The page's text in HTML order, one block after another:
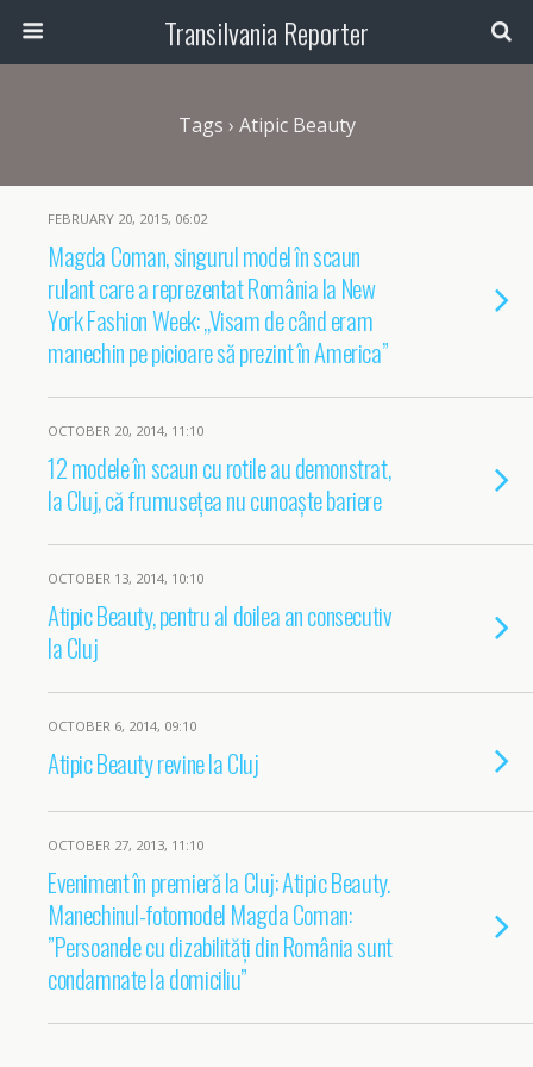
Transilvania Reporter
Tags › Atipic Beauty
FEBRUARY 20, 2015, 06:02
Magda Coman, singurul model în scaun
rulant care a reprezentat România la New
York Fashion Week: „Visam de când eram
manechin pe picioare să prezint în America”
OCTOBER 20, 2014, 11:10
12 modele în scaun cu rotile au demonstrat,
la Cluj, că frumusețea nu cunoaște bariere
OCTOBER 13, 2014, 10:10
Atipic Beauty, pentru al doilea an consecutiv
la Cluj
OCTOBER 6, 2014, 09:10
Atipic Beauty revine la Cluj
OCTOBER 27, 2013, 11:10
Eveniment în premieră la Cluj: Atipic Beauty.
Manechinul-fotomodel Magda Coman:
”Persoanele cu dizabilități din România sunt
condamnate la domiciliu”